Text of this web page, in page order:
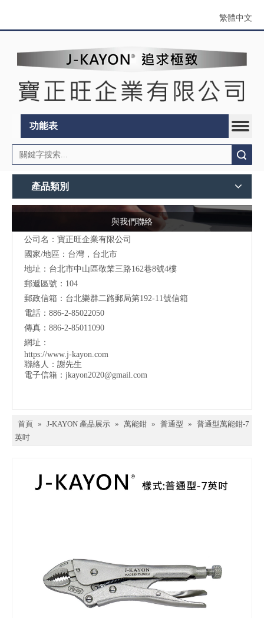
繁體中文
功能表
產品類別
與我們聯絡
公司名：寶正旺企業有限公司
國家/地區：台灣，台北市
地址：台北市中山區敬業三路162巷8號4樓
郵遞區號：104
郵政信箱：台北樂群二路郵局第192-11號信箱
電話：886-2-85022050
傳真：886-2-85011090
網址：
https://www.j-kayon.com
聯絡人：謝先生
電子信箱： jkayon2020@gmail.com
首頁 » J-KAYON 產品展示 » 萬能鉗 » 普通型 » 普通型萬能鉗-7
英吋